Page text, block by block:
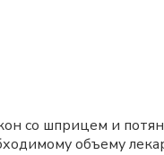
со шприцем и
объему